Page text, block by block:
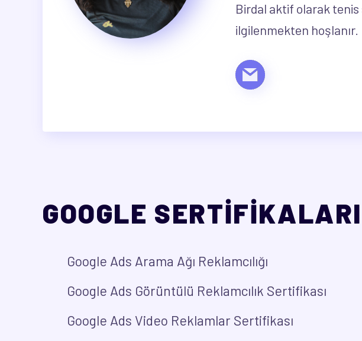
Birdal aktif olarak tenis
ilgilenmekten hoşlanır.
GOOGLE SERTİFİKALARI
Google Ads Arama Ağı Reklamcılığı
Google Ads Görüntülü Reklamcılık Sertifikası
Google Ads Video Reklamlar Sertifikası